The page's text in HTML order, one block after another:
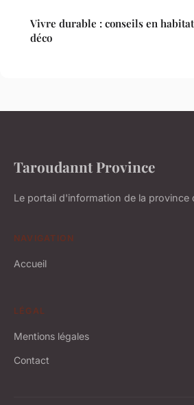
Vivre durable : conseils en
déco
Taroudannt Province
Le portail d'information de la province
NAVIGATION
Accueil
LÉGAL
Mentions légales
Contact